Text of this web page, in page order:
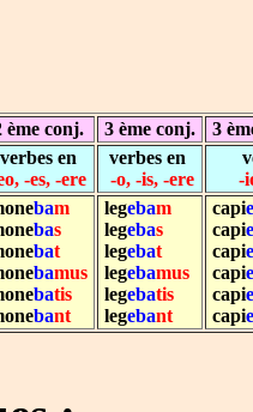
ème conj. 3 ème conj.
3
verbes en
-es, -ere
verbes en
-o, -is, -ere
-
bam
bas
bat
bamus
batis
bant
legebam
legebas
legebat
legebamus
legebatis
legebant
capi
capi
capi
capi
capi
capi